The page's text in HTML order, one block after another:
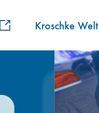
Kroschke Welt